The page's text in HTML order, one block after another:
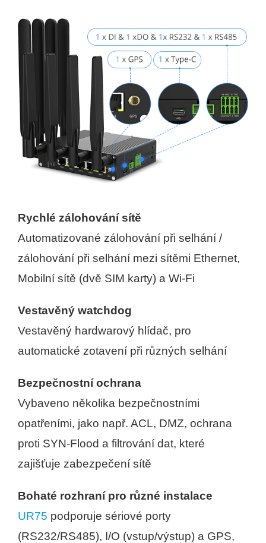
Rychlé zálohování sítě
Automatizované zálohování při selhání /
zálohování při selhání mezi sítěmi Ethernet,
Mobilní sítě (dvě SIM karty) a Wi-Fi
Vestavěný watchdog
Vestavěný hardwarový hlídač, pro
automatické zotavení při různých selhání
Bezpečnostní ochrana
Vybaveno několika bezpečnostními
opatřeními, jako např. ACL, DMZ, ochrana
proti SYN-Flood a filtrování dat, které
zajišťuje zabezpečení sítě
Bohaté rozhraní pro různé instalace
UR75 podporuje sériové porty
(RS232/RS485), I/O (vstup/výstup) a GPS,